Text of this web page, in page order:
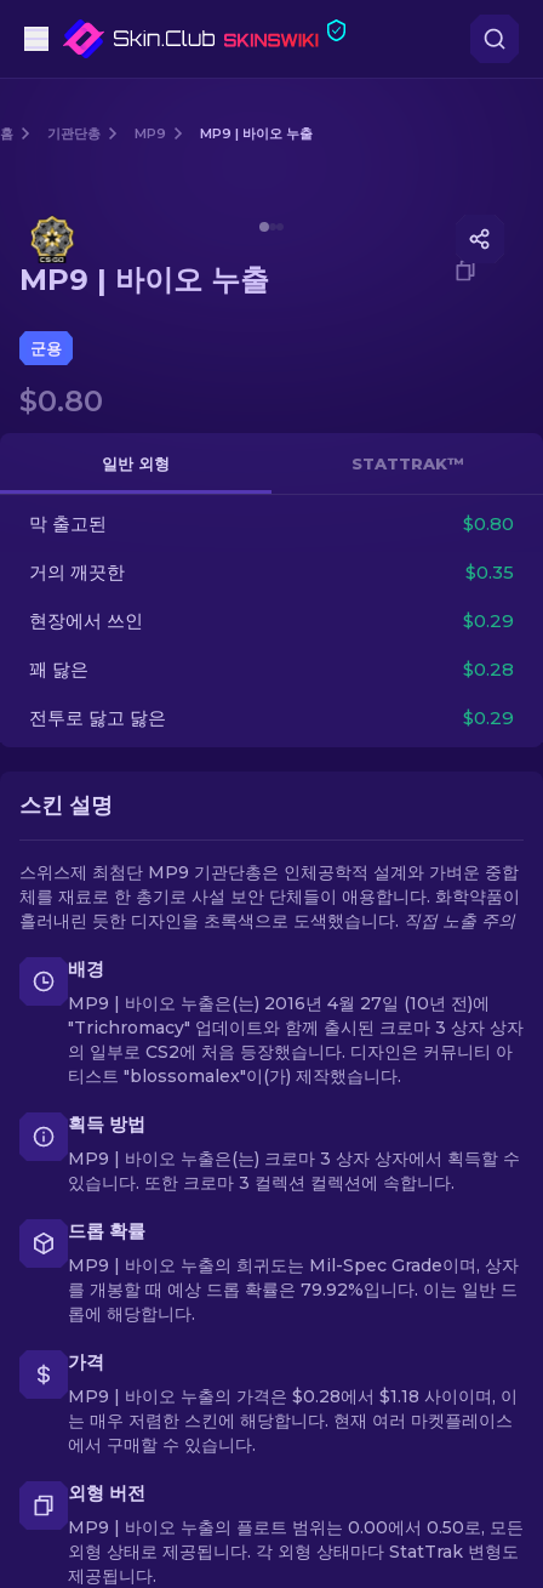
돌격소총
저격소총
장갑
케이스
기타
홈 기관단총 MP9 MP9 | 바이오 누출
MP9 | 바이오 누출
군용
$0.80
일반 외형 STATTRAK™
막 출고된 $0.80
거의 깨끗한 $0.35
현장에서 쓰인 $0.29
꽤 닳은 $0.28
전투로 닳고 닳은 $0.29
스킨 설명
스위스제 최첨단 MP9 기관단총은 인체공학적 설계와 가벼운 중합
체를 재료로 한 총기로 사설 보안 단체들이 애용합니다. 화학약품이
흘러내린 듯한 디자인을 초록색으로 도색했습니다. 직접 노출 주의
배경
MP9 | 바이오 누출은(는) 2016년 4월 27일 (10년 전)에
"Trichromacy" 업데이트와 함께 출시된 크로마 3 상자 상자
의 일부로 CS2에 처음 등장했습니다. 디자인은 커뮤니티 아
티스트 "blossomalex"이(가) 제작했습니다.
획득 방법
MP9 | 바이오 누출은(는) 크로마 3 상자 상자에서 획득할 수
있습니다. 또한 크로마 3 컬렉션 컬렉션에 속합니다.
드롭 확률
MP9 | 바이오 누출의 희귀도는 Mil-Spec Grade이며, 상자
를 개봉할 때 예상 드롭 확률은 79.92%입니다. 이는 일반 드
롭에 해당합니다.
가격
MP9 | 바이오 누출의 가격은 $0.28에서 $1.18 사이이며, 이
는 매우 저렴한 스킨에 해당합니다. 현재 여러 마켓플레이스
에서 구매할 수 있습니다.
외형 버전
MP9 | 바이오 누출의 플로트 범위는 0.00에서 0.50로, 모든
외형 상태로 제공됩니다. 각 외형 상태마다 StatTrak 변형도
제공됩니다.